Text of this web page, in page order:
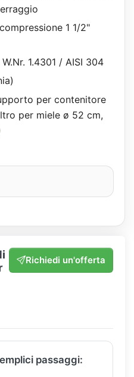
1 1/2"
1.4301 / AISI 304
per contenitore
per miele ø 52 cm,
Richiedi un'offerta
passaggi: